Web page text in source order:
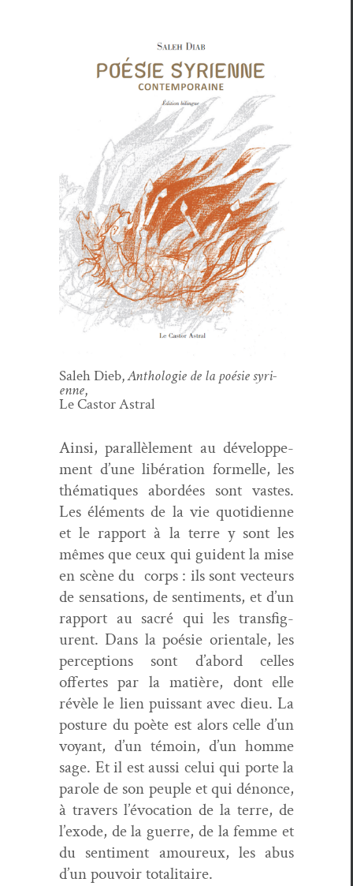
Saleh Dieb,Antholo­gie de la poésie syri­
enne,
Le Cas­tor Astral
Ain­si, par­al­lèle­ment au développe­
ment d’une libéra­tion formelle, les
thé­ma­tiques abor­dées sont vastes.
Les élé­ments de la vie quo­ti­di­enne
et le rap­port à la terre y sont les
mêmes que ceux qui guident la mise
en scène du corps : ils sont vecteurs
de sen­sa­tions, de sen­ti­ments, et d’un
rap­port au sacré qui les trans­fig­
urent. Dans la poésie ori­en­tale, les
per­cep­tions sont d’abord celles
offertes par la matière, dont elle
révèle le lien puis­sant avec dieu. La
pos­ture du poète est alors celle d’un
voy­ant, d’un témoin, d’un homme
sage. Et il est aus­si celui qui porte la
parole de son peu­ple et qui dénonce,
à tra­vers l’évo­ca­tion de la terre, de
l’ex­ode, de la guerre, de la femme et
du sen­ti­ment amoureux, les abus
d’un pou­voir totalitaire.